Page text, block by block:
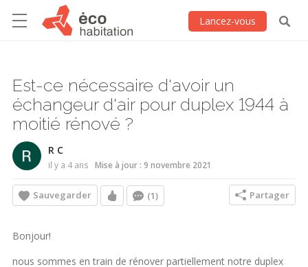
Lancez-vous
Est-ce nécessaire d'avoir un
échangeur d'air pour duplex 1944 à
moitié rénové ?
R C
il y a 4 ans Mise à jour : 9 novembre 2021
Sauvegarder (1) Partager
Bonjour!
nous sommes en train de rénover partiellement notre duplex